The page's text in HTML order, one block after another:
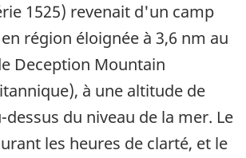
1525) revenait d'un camp
région éloignée à 3,6 nm au
Deception Mountain
à une altitude de
dessus du niveau de la mer. Le
les heures de clarté, et le